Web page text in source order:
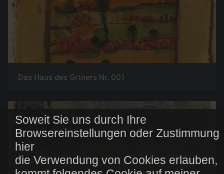
Soweit Sie uns durch Ihre
Browsereinstellungen oder Zustimmung
hier
die Verwendung von Cookies erlauben,
Das Haus des Grtners Nr. 001